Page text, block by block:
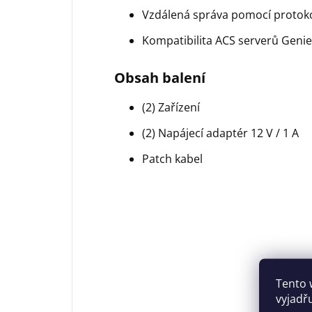
Tento
Vzdálená správa pomocí
Kompatibilita ACS serverů
Obsah balení
(2) Zařízení
(2) Napájecí adaptér 12 V / 1 A
Patch kabel